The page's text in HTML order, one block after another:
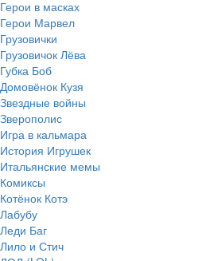
Герои в масках
Герои Марвел
Грузовички
Грузовичок Лёва
Губка Боб
Домовёнок Кузя
Звездные войны
Зверополис
Игра в кальмара
История Игрушек
Итальянские мемы
Комиксы
Котёнок Котэ
Лабубу
Леди Баг
Лило и Стич